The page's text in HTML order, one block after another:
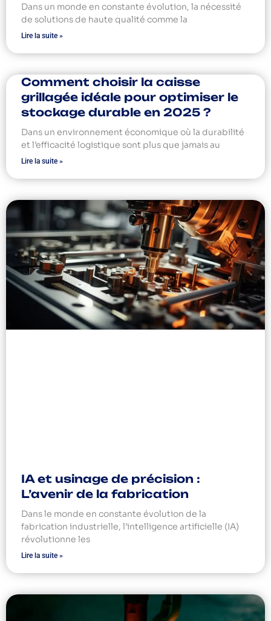
Dans un monde en constante évolution, la nécessité
de solutions de haute qualité comme la
Lire la suite »
Comment choisir la caisse
grillagée idéale pour optimiser le
stockage durable en 2025 ?
Dans un environnement économique où la durabilité
et l’efficacité logistique sont plus que jamais au
Lire la suite »
IA et usinage de précision :
L’avenir de la fabrication
Dans le monde en constante évolution de la
fabrication industrielle, l’intelligence artificielle (IA)
révolutionne les
Lire la suite »